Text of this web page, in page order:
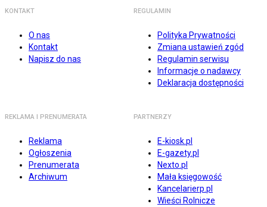
KONTAKT
O nas
Kontakt
Napisz do nas
REGULAMIN
Polityka Prywatności
Zmiana ustawień zgód
Regulamin serwisu
Informacje o nadawcy
Deklaracja dostępności
REKLAMA I PRENUMERATA
Reklama
Ogłoszenia
Prenumerata
Archiwum
PARTNERZY
E-kiosk.pl
E-gazety.pl
Nexto.pl
Mała księgowość
Kancelarierp.pl
Wieści Rolnicze